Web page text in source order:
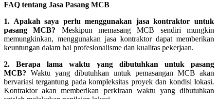
FAQ tentang Jasa Pasang MCB
1. Apakah saya perlu menggunakan jasa kontraktor untuk
pasang MCB? Meskipun memasang MCB sendiri mungkin
memungkinkan, menggunakan jasa kontraktor dapat memberikan
keuntungan dalam hal profesionalisme dan kualitas pekerjaan.
2. Berapa lama waktu yang dibutuhkan untuk pasang
MCB? Waktu yang dibutuhkan untuk pemasangan MCB akan
bervariasi tergantung pada kompleksitas proyek dan kondisi lokasi.
Kontraktor akan memberikan perkiraan waktu yang dibutuhkan